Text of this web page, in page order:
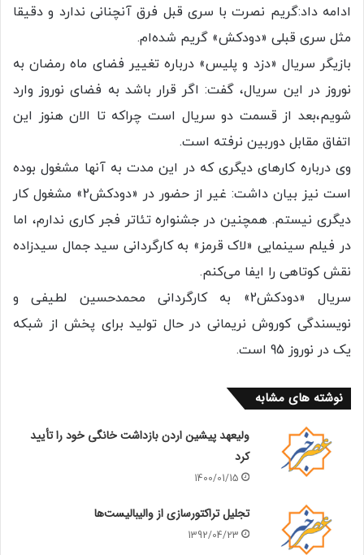
ادامه داد:گریم نصرت با سری قبل فرق آنچنانی ندارد و دقیقا
مثل سری قبلی «دودکش» گریم شده‌ام.
بازیگر سریال «دزد و پلیس» درباره تغییر فضای ماه رمضان به
نوروز در این سریال، گفت: اگر قرار باشد به فضای نوروز وارد
شویم،بعد از قسمت دو سریال است چراکه تا الان هنوز این
اتفاق مقابل دوربین نرفته است.
وی درباره کارهای دیگری که در این مدت به آنها مشغول بوده
است نیز بیان داشت: غیر از حضور در «دودکش2» مشغول کار
دیگری نیستم. همچنین در جشنواره تئاتر فجر کاری ندارم، اما
در فیلم سینمایی «لاک قرمز» به کارگردانی سید جمال سیدزاده
نقش کوتاهی را ایفا می‌کنم.
سریال «دودکش2» به کارگردانی محمدحسین لطیفی و
نویسندگی کوروش نریمانی در حال تولید برای پخش از شبکه
یک در نوروز 95 است.
نوشته های مشابه
ولیعهد پیشین اردن بازداشت خانگی خود را تأیید
کرد
1400/01/15
تجلیل تراکتورسازی از والیبالیست‌ها
1392/04/23